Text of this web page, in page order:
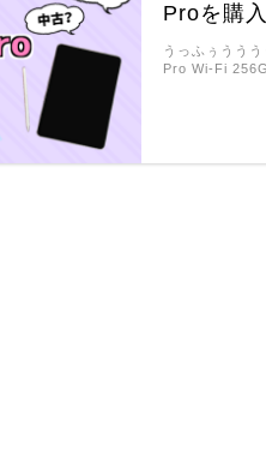
Proを購
うっふぅうう
Pro Wi-Fi